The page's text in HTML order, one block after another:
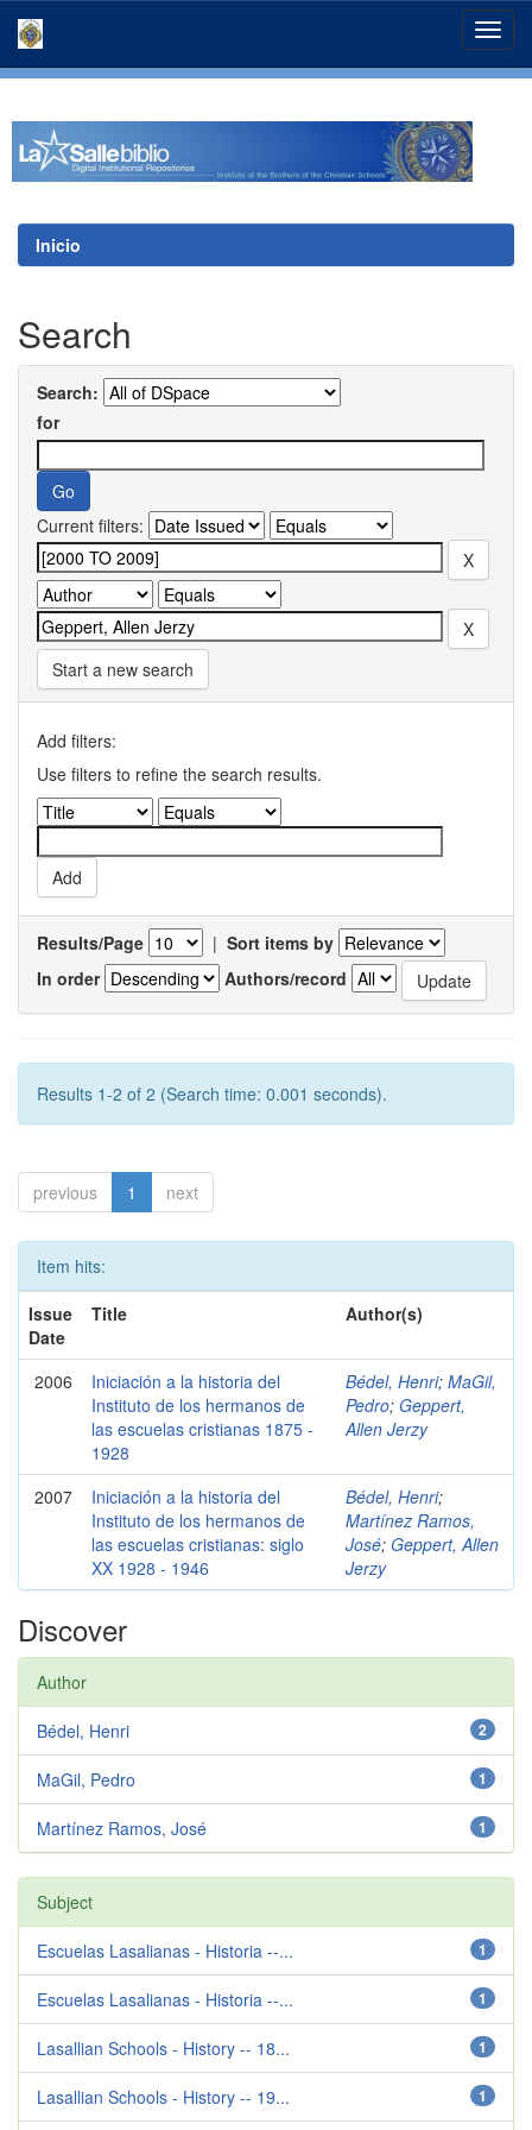
Inicio
Search
Search:
for
Current filters:
Start a new search
Add filters:
Use filters to refine the search results.
Results/Page | Sort items by
In order
Authors/record
Results 1-2 of 2 (Search time: 0.001 seconds).
previous 1 next
Item hits:
Issue
Date
Title Author(s)
2006
Iniciación a la historia del
Instituto de los hermanos de
las escuelas cristianas 1875 -
1928
Bédel, Henri; MaGil,
Pedro; Geppert,
Allen Jerzy
2007
Iniciación a la historia del
Instituto de los hermanos de
las escuelas cristianas: siglo
XX 1928 - 1946
Bédel, Henri;
Martínez Ramos,
José; Geppert, Allen
Jerzy
Discover
Author
2
Bédel, Henri
1
MaGil, Pedro
1
Martínez Ramos, José
Subject
1
Escuelas Lasalianas - Historia --...
1
Escuelas Lasalianas - Historia --...
1
Lasallian Schools - History -- 18...
1
Lasallian Schools - History -- 19...